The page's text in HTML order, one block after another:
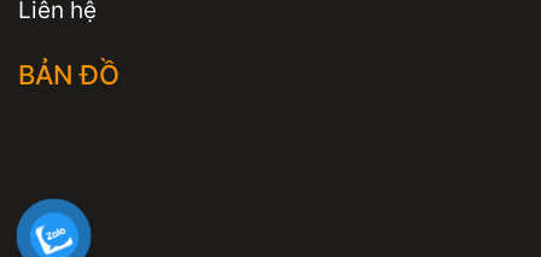
Liên hệ
BẢN ĐỒ